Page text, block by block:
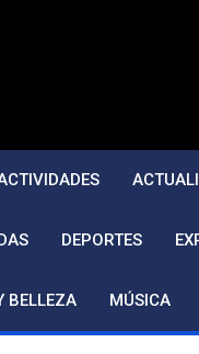
DEPORTES
BELLEZA MÚSICA